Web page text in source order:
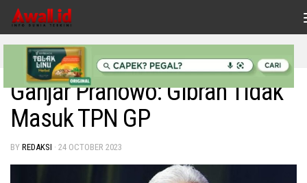
Skip to content
HEADLINE/INDONESIAKU
Ganjar Pranowo: Gibran Tidak
Masuk TPN GP
BY REDAKSI · 24 OCTOBER 2023